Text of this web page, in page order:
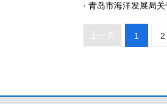
· 青岛市海洋发展局
上一页 1 2